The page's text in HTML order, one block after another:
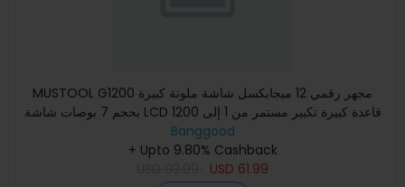
MUSTOOL G1200 مجهر رقمي 12 ميجابكسل شاشة ملونة كبيرة
بحجم 7 بوصات شاشة LCD قاعدة كبيرة تكبير مستمر من 1 إلى 1200
مرة مع
Banggood
+ Upto 9.80% Cashback
USD 61.99